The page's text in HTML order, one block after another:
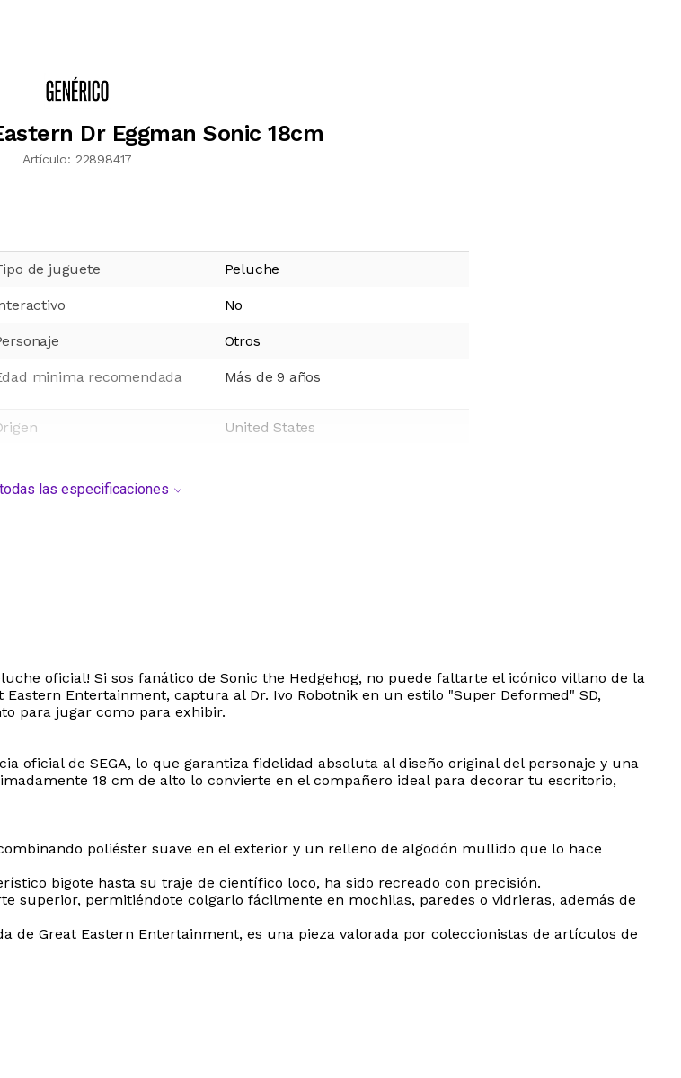
Dr Eggman Sonic 18cm
Artículo: 22898417
de juguete Peluche
No
Otros
minima recomendada Más de 9 años
United States
las especificaciones
oficial! Si sos fanático de Sonic the Hedgehog, no puede faltarte el icónico villano de la
Entertainment, captura al Dr. Ivo Robotnik en un estilo "Super Deformed" SD,
para jugar como para exhibir.
oficial de SEGA, lo que garantiza fidelidad absoluta al diseño original del personaje y una
18 cm de alto lo convierte en el compañero ideal para decorar tu escritorio,
poliéster suave en el exterior y un relleno de algodón mullido que lo hace
bigote hasta su traje de científico loco, ha sido recreado con precisión.
permitiéndote colgarlo fácilmente en mochilas, paredes o vidrieras, además de
Great Eastern Entertainment, es una pieza valorada por coleccionistas de artículos de